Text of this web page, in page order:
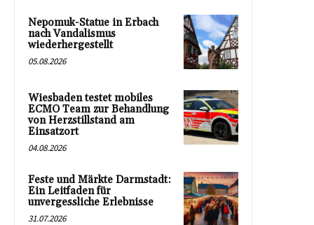
Nepomuk-Statue in Erbach
nach Vandalismus
wiederhergestellt
05.08.2026
Wiesbaden testet mobiles
ECMO Team zur Behandlung
von Herzstillstand am
Einsatzort
04.08.2026
Feste und Märkte Darmstadt:
Ein Leitfaden für
unvergessliche Erlebnisse
31.07.2026